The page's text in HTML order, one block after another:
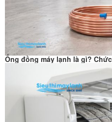
Ống đồng máy lạnh là gì?